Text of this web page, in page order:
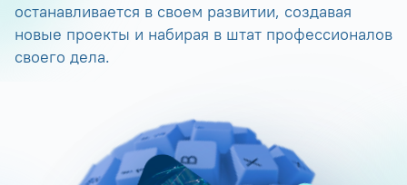
останавливается в своем развитии, создавая
новые проекты и набирая в штат профессионалов
своего дела.